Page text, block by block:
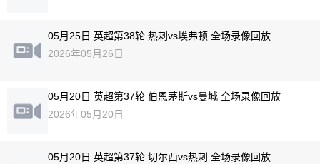
05月25日 英超第38轮 热刺vs埃弗顿 全场录像回放
2026年05月26日
05月20日 英超第37轮 伯恩茅斯vs曼城 全场录像回放
2026年05月20日
05月20日 英超第37轮 切尔西vs热刺 全场录像回放